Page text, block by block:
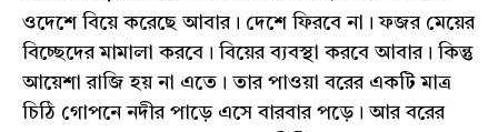
ওদেশে বিয়ে করেছে আবার। দেশে ফিরবে না। ফজর মেয়ের
বিচ্ছেদের মামালা করবে। বিয়ের ব্যবস্থা করবে আবার। কিন্তু
আয়েশা রাজি হয় না এতে। তার পাওয়া বরের একটি মাত্র
চিঠি গোপনে নদীর পাড়ে এসে বারবার পড়ে। আর বরের